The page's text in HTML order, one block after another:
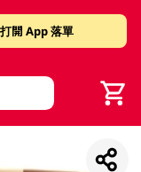
打開 App 落單